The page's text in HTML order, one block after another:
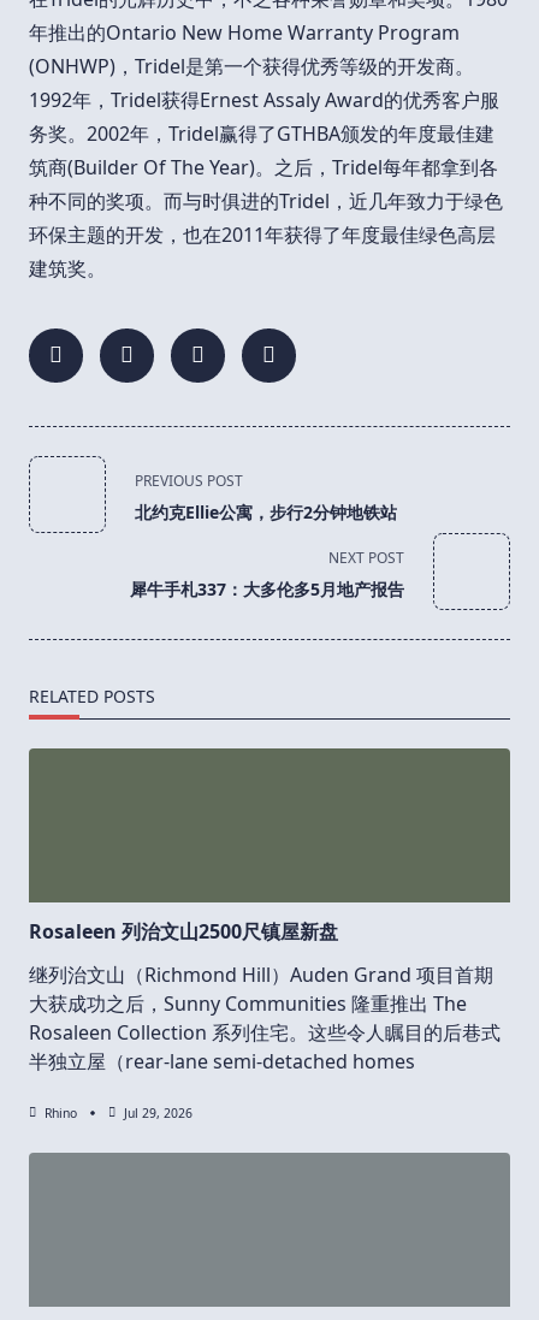
年推出的Ontario New Home Warranty Program
(ONHWP)，Tridel是第一个获得优秀等级的开发商。
1992年，Tridel获得Ernest Assaly Award的优秀客户服
务奖。2002年，Tridel赢得了GTHBA颁发的年度最佳建
筑商(Builder Of The Year)。之后，Tridel每年都拿到各
种不同的奖项。而与时俱进的Tridel，近几年致力于绿色
环保主题的开发，也在2011年获得了年度最佳绿色高层
建筑奖。
<span
class="nav-
subtitle
PREVIOUS POST
北约克Ellie公寓，步行2分钟地铁站
NEXT POST
犀牛手札337：大多伦多5月地产报告
RELATED POSTS
Rosaleen 列治文山2500尺镇屋新盘
继列治文山（Richmond Hill）Auden Grand 项目首期
大获成功之后，Sunny Communities 隆重推出 The
Rosaleen Collection 系列住宅。这些令人瞩目的后巷式
半独立屋（rear-lane semi-detached homes
Rhino Jul 29, 2026